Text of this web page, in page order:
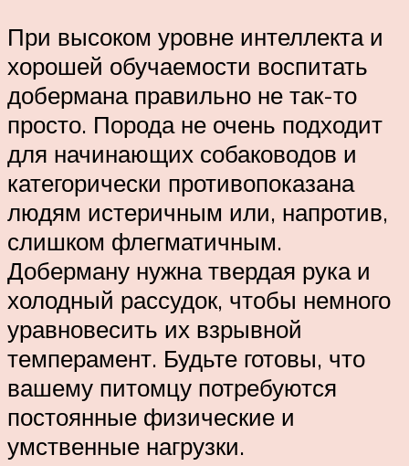
При высоком уровне интеллекта и
хорошей обучаемости воспитать
добермана правильно не так-то
просто. Порода не очень подходит
для начинающих собаководов и
категорически противопоказана
людям истеричным или, напротив,
слишком флегматичным.
Доберману нужна твердая рука и
холодный рассудок, чтобы немного
уравновесить их взрывной
темперамент. Будьте готовы, что
вашему питомцу потребуются
постоянные физические и
умственные нагрузки.